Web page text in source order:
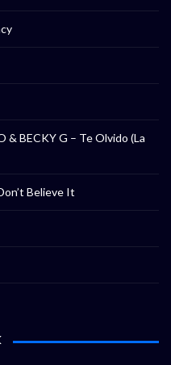
& BECKY G – Te Olvido (La
Believe It